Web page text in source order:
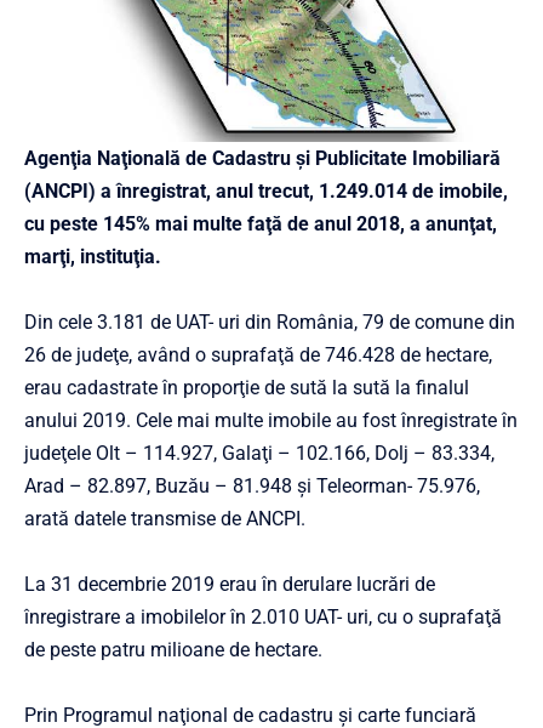
Agenţia Naţională de Cadastru şi Publicitate Imobiliară
(ANCPI) a înregistrat, anul trecut, 1.249.014 de imobile,
cu peste 145% mai multe faţă de anul 2018, a anunţat,
marţi, instituţia.
Din cele 3.181 de UAT- uri din România, 79 de comune din
26 de judeţe, având o suprafaţă de 746.428 de hectare,
erau cadastrate în proporţie de sută la sută la finalul
anului 2019. Cele mai multe imobile au fost înregistrate în
judeţele Olt – 114.927, Galaţi – 102.166, Dolj – 83.334,
Arad – 82.897, Buzău – 81.948 şi Teleorman- 75.976,
arată datele transmise de ANCPI.
La 31 decembrie 2019 erau în derulare lucrări de
înregistrare a imobilelor în 2.010 UAT- uri, cu o suprafaţă
de peste patru milioane de hectare.
Prin Programul naţional de cadastru şi carte funciară